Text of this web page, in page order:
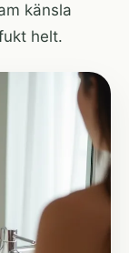
känsla
helt.